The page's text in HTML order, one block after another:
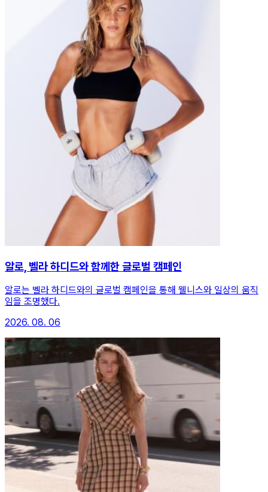
알로, 벨라 하디드와 함께한 글로벌 캠페인
알로는 벨라 하디드와의 글로벌 캠페인을 통해 웰니스와 일상의 움직
임을 조명했다.
2026. 08. 06